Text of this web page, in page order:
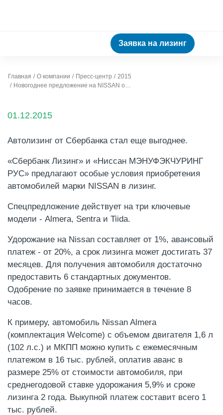
Заявка на лизинг
Главная О компании Пресс-центр
2015
Новогоднее предложение на NISSAN от «Сбербанк Лизинга»
01.12.2015
Автолизинг от Сбербанка стал еще выгоднее.
«Сбербанк Лизинг» и «Ниссан МЭНУФЭКЧУРИНГ
РУС» предлагают особые условия приобретения
автомобилей марки NISSAN в лизинг.
Спецпредложение действует на три ключевые
модели - Almera, Sentra и Tiida.
Удорожание на Nissan составляет от 1%, авансовый
платеж - от 20%, а срок лизинга может достигать 37
месяцев. Для получения автомобиля достаточно
предоставить 6 стандартных документов.
Одобрение по заявке принимается в течение 8
часов.
К примеру, автомобиль Nissan Almera
(комплектация Welcome) с объемом двигателя 1,6 л
(102 л.с.) и МКПП можно купить с ежемесячным
платежом в 16 тыс. рублей, оплатив аванс в
размере 25% от стоимости автомобиля, при
среднегодовой ставке удорожания 5,9% и сроке
лизинга 2 года. Выкупной платеж составит всего 1
тыс. рублей.